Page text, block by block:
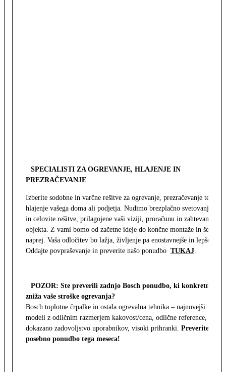
SPECIALISTI ZA OGREVANJE, HLAJENJE IN
PREZRAČEVANJE
Izberite sodobne in varčne rešitve za ogrevanje, prezračevanje ter
hlajenje vašega doma ali podjetja. Nudimo brezplačno svetovanje
in celovite rešitve, prilagojene vaši viziji, proračunu in zahtevam
objekta. Z vami bomo od začetne ideje do končne montaže in še
naprej. Vaša odločitev bo lažja, življenje pa enostavnejše in lepše.
Oddajte povpraševanje in preverite našo ponudbo TUKAJ
POZOR: Ste preverili zadnjo Bosch ponudbo, ki konkretno
zniža vaše stroške ogrevanja?
Bosch toplotne črpalke in ostala ogrevalna tehnika – najnovejši
modeli z odličnim razmerjem kakovost/cena, odlične reference,
dokazano zadovoljstvo uporabnikov, visoki prihranki. Preverite
posebno ponudbo tega meseca!